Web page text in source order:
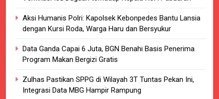
Aksi Humanis Polri: Kapolsek Kebonpedes Bantu Lansia
dengan Kursi Roda, Warga Haru dan Bersyukur
Data Ganda Capai 6 Juta, BGN Benahi Basis Penerima
Program Makan Bergizi Gratis
Zulhas Pastikan SPPG di Wilayah 3T Tuntas Pekan Ini,
Integrasi Data MBG Hampir Rampung